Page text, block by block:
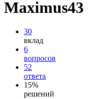
Maximus43
30
вклад
6
вопросов
52
ответа
15%
решений